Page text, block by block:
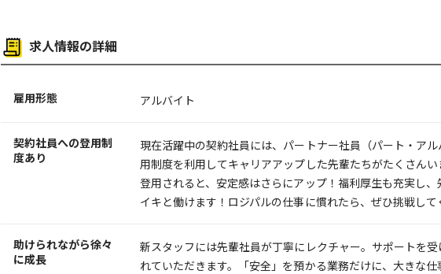
求人情報の詳細
雇用形態 アルバイト
契約社員への登用制
度あり
現在活躍中の契約社員には、パートナー社員（パート・ア
用制度を利用してキャリアアップした先輩たちがたくさん
登用されると、安定感はさらにアップ！福利厚生も充実し
イキと働けます！ロジパルの仕事に慣れたら、ぜひ挑戦し
助けられながら徐々
に成長
新スタッフには先輩社員が丁寧にレクチャー。サポートを
れていただきます。「安全」を預かる業務だけに、大きな